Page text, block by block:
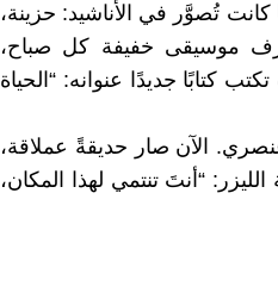
كانت تُصوَّر في الأناشيد: حزينة،
موسيقى خفيفة كل صباح،
كتابًا جديدًا عنوانه: “الحياة
الآن صار حديقةً عملاقة،
“أنتَ تنتمي لهذا المكان،